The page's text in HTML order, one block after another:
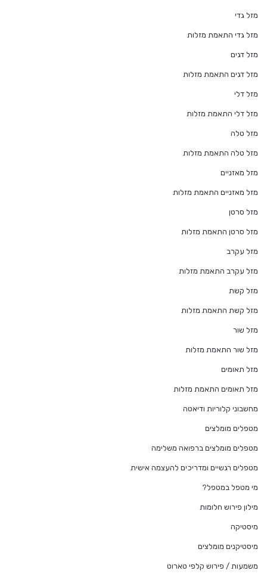
מזל גדי
מזל גדי התאמת מזלות
מזל דגים
מזל דגים התאמת מזלות
מזל דלי
מזל דלי התאמת מזלות
מזל טלה
מזל טלה התאמת מזלות
מזל מאזניים
מזל מאזניים התאמת מזלות
מזל סרטן
מזל סרטן התאמת מזלות
מזל עקרב
מזל עקרב התאמת מזלות
מזל קשת
מזל קשת התאמת מזלות
מזל שור
מזל שור התאמת מזלות
מזל תאומים
מזל תאומים התאמת מזלות
מחשבוני קלוריות ודיאטה
מטפלים מומלצים
מטפלים מומלצים ברפואה משלימה
מטפלים רגשיים ומדריכים להעצמה אישית
מי מטפל במטפל?
מילון פירוש חלומות
מיסטיקה
מיסטיקנים מומלצים
משמעות / פירוש קלפי טארוט